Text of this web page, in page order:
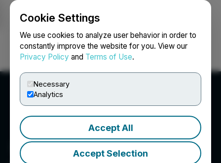
Cookie Settings
We use cookies to analyze user behavior in order to
constantly improve the website for you. View our
Privacy Policy and Terms of Use.
Necessary
Analytics
Accept All
Accept Selection
Login Search Français